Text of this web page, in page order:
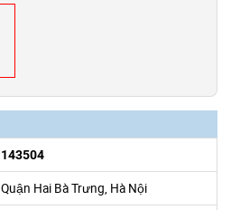
143504
Quận Hai Bà Trưng, Hà Nội